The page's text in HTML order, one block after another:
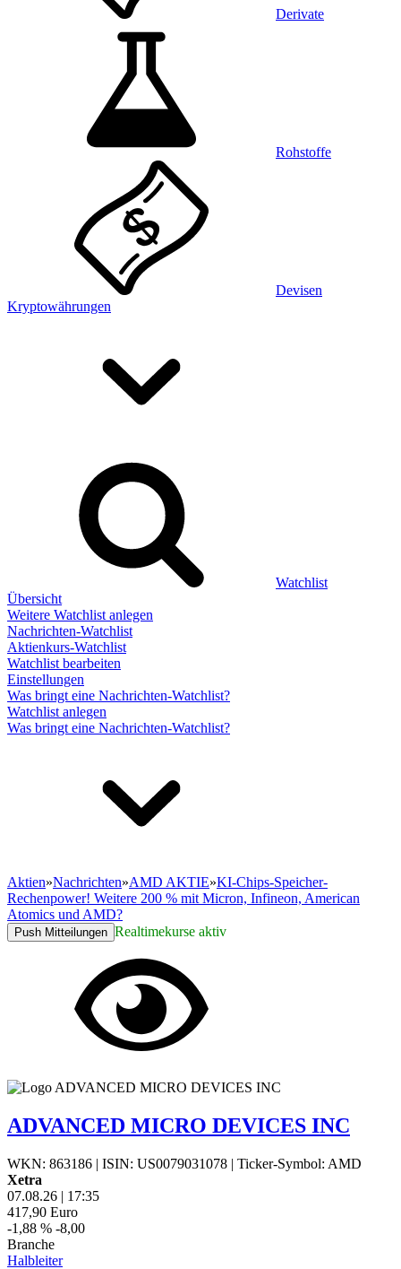
Derivate
Rohstoffe
Devisen
Kryptowährungen
Watchlist
Übersicht
Weitere Watchlist anlegen
Nachrichten-Watchlist
Aktienkurs-Watchlist
Watchlist bearbeiten
Einstellungen
Was bringt eine Nachrichten-Watchlist?
Watchlist anlegen
Was bringt eine Nachrichten-Watchlist?
Aktien»Nachrichten»AMD AKTIE»KI-Chips-Speicher-
Rechenpower! Weitere 200 % mit Micron, Infineon, American
Atomics und AMD?
Push Mitteilungen Realtimekurse aktiv
ADVANCED MICRO DEVICES INC
WKN: 863186 | ISIN: US0079031078 | Ticker-Symbol: AMD
Xetra
07.08.26 | 17:35
417,90 Euro
-1,88 % -8,00
Branche
Halbleiter